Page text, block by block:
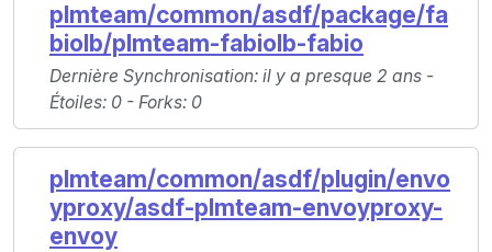
plmteam/common/asdf/package/fa
biolb/plmteam-fabiolb-fabio
Dernière Synchronisation: il y a presque 2 ans -
Étoiles: 0 - Forks: 0
plmteam/common/asdf/plugin/envo
yproxy/asdf-plmteam-envoyproxy-
envoy